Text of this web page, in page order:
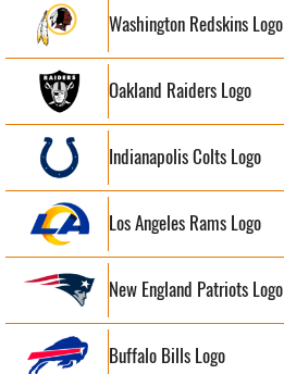
Washington Redskins Logo
Oakland Raiders Logo
Indianapolis Colts Logo
Los Angeles Rams Logo
New England Patriots Logo
Buffalo Bills Logo